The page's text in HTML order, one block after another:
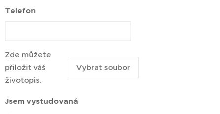
Telefon
Zde můžete
přiložit váš
životopis.
Vybrat soubor
Jsem vystudovaná